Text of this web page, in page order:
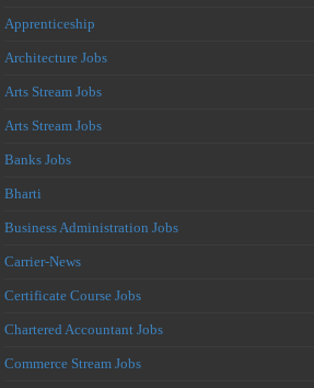
Apprenticeship
Architecture Jobs
Arts Stream Jobs
Arts Stream Jobs
Banks Jobs
Bharti
Business Administration Jobs
Carrier-News
Certificate Course Jobs
Chartered Accountant Jobs
Commerce Stream Jobs